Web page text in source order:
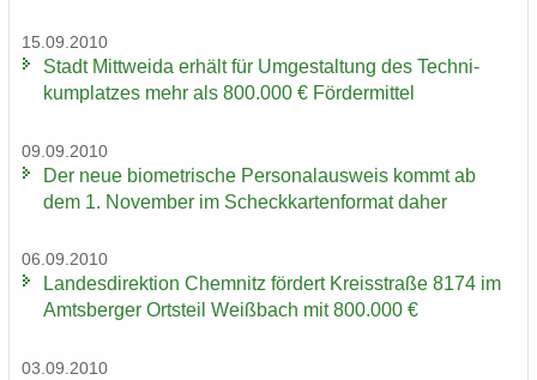
15.09.2010
Stadt Mitt­wei­da er­hält für Um­ge­stal­tung des Tech­ni­
kum­plat­zes mehr als 800.000 € För­der­mit­tel
09.09.2010
Der neue bio­me­tri­sche Per­so­nal­aus­weis kommt ab
dem 1. No­vem­ber im Scheck­kar­ten­for­mat daher
06.09.2010
Lan­des­di­rek­ti­on Chem­nitz för­dert Kreis­stra­ße 8174 im
Amts­ber­ger Orts­teil Weiß­bach mit 800.000 €
03.09.2010